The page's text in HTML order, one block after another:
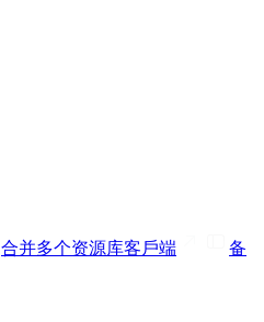
合并多个资源库客戶端
备